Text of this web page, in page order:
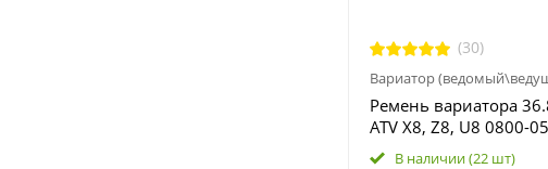
(30)
Вариатор
Ремень вариатора
ATV Х8, Z8, U8 0800-
0001KВ наличии(22 шт)